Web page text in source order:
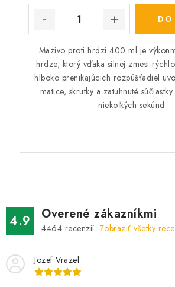
Mazivo proti hrdzi 400 ml je
hrdze, ktorý vďaka silnej zmesi
hlboko prenikajúcich rozpúšťadiel
matice, skrutky a zatuhnuté
niekoľkých sekúnd.
4.9 Overené zákazníkmi
4464 recenzií. Zobraziť všetky
Jozef Vrazel